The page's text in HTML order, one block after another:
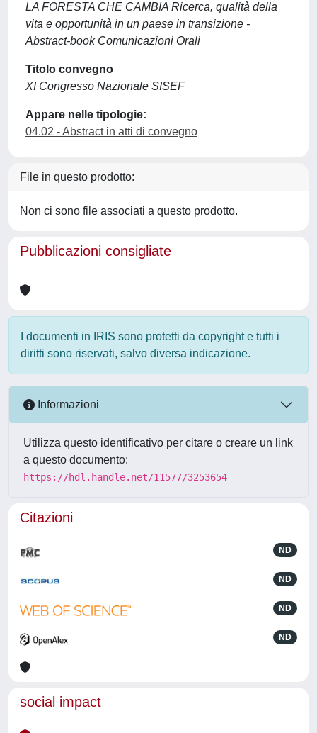
LA FORESTA CHE CAMBIA Ricerca, qualità della
vita e opportunità in un paese in transizione -
Abstract-book Comunicazioni Orali
Titolo convegno
XI Congresso Nazionale SISEF
Appare nelle tipologie:
04.02 - Abstract in atti di convegno
File in questo prodotto:
Non ci sono file associati a questo prodotto.
Pubblicazioni consigliate
I documenti in IRIS sono protetti da copyright e tutti i
diritti sono riservati, salvo diversa indicazione.
Informazioni
Utilizza questo identificativo per citare o creare un link
a questo documento:
https://hdl.handle.net/11577/3253654
Citazioni
ND
ND
ND
ND
social impact